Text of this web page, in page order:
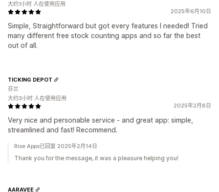
2025年6月10日
Simple, Straightforward but got every features I needed! Tried
many different free stock counting apps and so far the best
out of all.
大约1小时 人在使用应用
2025年2月8日
Very nice and personable service - and great app: simple,
streamlined and fast! Recommend.
TICKING DEPOT
芬兰
大约3小时 人在使用应用
Rise Apps已回复 2025年2月14日
Thank you for the message, it was a pleasure helping you!
AARAVEE